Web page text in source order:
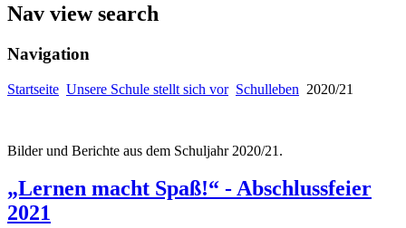
Nav view search
Navigation
Startseite Unsere Schule stellt sich vor Schulleben 2020/21
Bilder und Berichte aus dem Schuljahr 2020/21.
„Lernen macht Spaß!“ - Abschlussfeier
2021